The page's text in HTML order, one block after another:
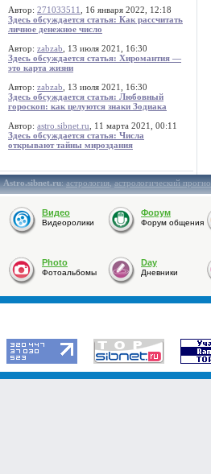
Автор: 271033511
, 16 января 2022, 12:18
Здесь обсуждается статья: Как рассчитать
личное денежное число
Автор: zabzab , 13 июля 2021, 16:30
Здесь обсуждается статья: Хиромантия —
это карта жизни
Автор: zabzab , 13 июля 2021, 16:30
Здесь обсуждается статья: Любовный
гороскоп: как целуются знаки Зодиака
Автор: astro.sibnet.ru , 11 марта 2021, 00:11
Здесь обсуждается статья: Числа
открывают тайны мироздания
Astro.sibnet.ru:астрология,астрологический
Видео
Видеоролики
Форум
Форум общения
Photo
Фотоальбомы
Day
Дневники